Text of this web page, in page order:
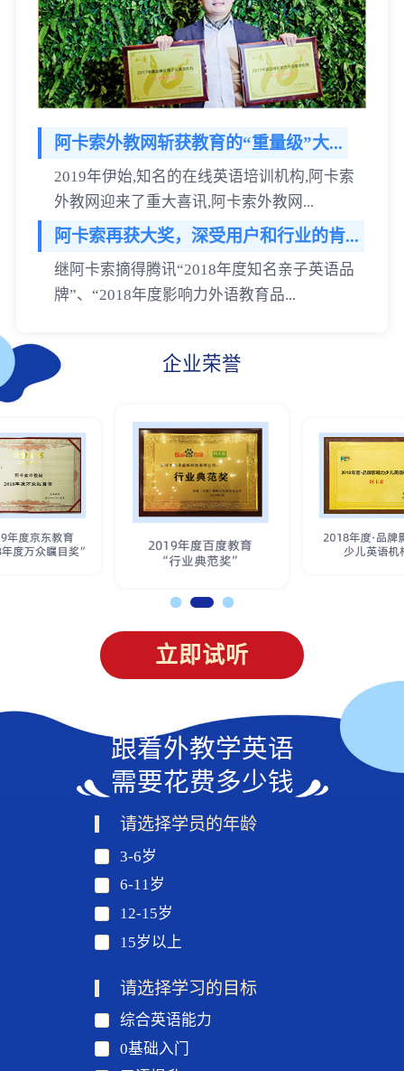
阿卡索外教网斩获教育的“重量级”大...
2019年伊始,知名的在线英语培训机构,阿卡索
外教网迎来了重大喜讯,阿卡索外教网...
阿卡索再获大奖，深受用户和行业的肯...
继阿卡索摘得腾讯“2018年度知名亲子英语品
牌”、“2018年度影响力外语教育品...
企业荣誉
立即试听
跟着外教学英语
需要花费多少钱
请选择学员的年龄
3-6岁
6-11岁
12-15岁
15岁以上
请选择学习的目标
综合英语能力
0基础入门